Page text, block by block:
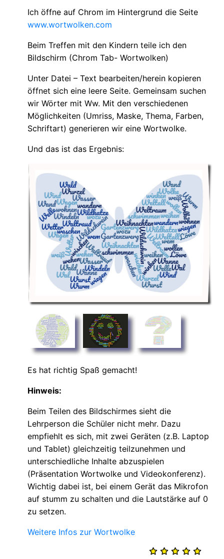
Ich öffne auf Chrom im Hintergrund die Seite
www.wortwolken.com
Beim Treffen mit den Kindern teile ich den
Bildschirm (Chrom Tab- Wortwolken)
Unter Datei – Text bearbeiten/herein kopieren
öffnet sich eine leere Seite. Gemeinsam suchen
wir Wörter mit Ww. Mit den verschiedenen
Möglichkeiten (Umriss, Maske, Thema, Farben,
Schriftart) generieren wir eine Wortwolke.
Und das ist das Ergebnis:
Es hat richtig Spaß gemacht!
Hinweis:
Beim Teilen des Bildschirmes sieht die
Lehrperson die Schüler nicht mehr. Dazu
empfiehlt es sich, mit zwei Geräten (z.B. Laptop
und Tablet) gleichzeitig teilzunehmen und
unterschiedliche Inhalte abzuspielen
(Präsentation Wortwolke und Videokonferenz).
Wichtig dabei ist, bei einem Gerät das Mikrofon
auf stumm zu schalten und die Lautstärke auf 0
zu setzen.
Weitere Infos zur Wortwolke